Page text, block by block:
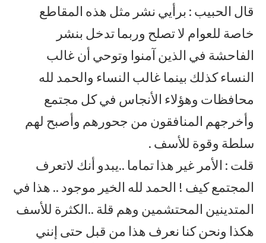
قال الحبيب : برأيي نشر مثل هذه المقاطع
خاصة للعوام لا تصلح وربما تدخل بنشر
الفاحشة في الذين آمنوا وتوحي أن غالب
النساء كذلك بينما غالب النساء والحمد لله
محافظات وهؤلاء الأنجاس في كل مجتمع
وأخرجهم المنافقون من جحورهم وأصبح لهم
سلطة وقوة للأسف .
قلت : الأمر غير هذا تماما ..يبدو أنك لاتعرف
المجتمع كيف ! الحمد لله الخير موجود .. هذا في
المتدينين المحتشمين وهم قلة ..الكثرة للأسف
هكذا ونحن كنا نعرف هذا من قبل حتى إنني